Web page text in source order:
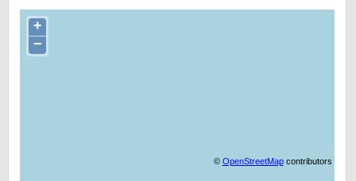
+
−
© OpenStreetMapcontributors